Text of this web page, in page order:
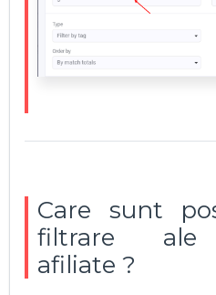
Care sunt
filtrare ale
afiliate ?